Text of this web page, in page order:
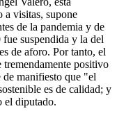
a visitas, supone
de la pandemia y de
suspendida y la del
de aforo. Por tanto, el
positivo
de manifiesto que "el
es de calidad; y
el diputado.